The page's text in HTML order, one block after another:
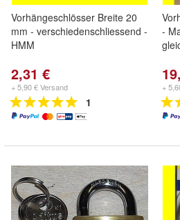
Vorhängeschlösser Breite 20
mm - verschiedenschliessend -
HMM
2,31 €
+ 5,90 € Versand
1
-
+